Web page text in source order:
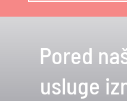
Pored
usluge